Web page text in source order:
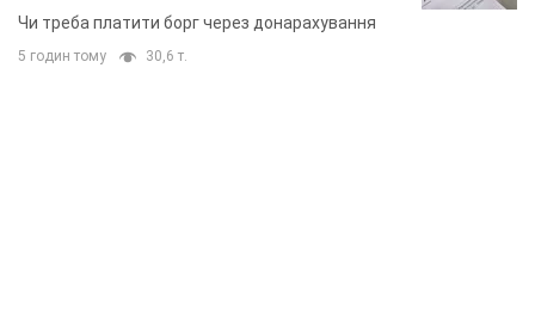
неочікуване рішення
Чи треба платити борг через донарахування
5 годин тому 30,6 т.